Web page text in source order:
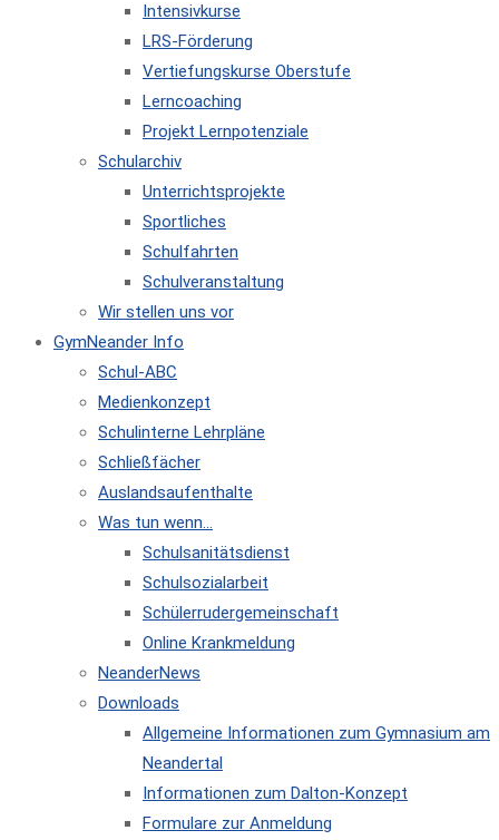
Intensivkurse
LRS-Förderung
Vertiefungskurse Oberstufe
Lerncoaching
Projekt Lernpotenziale
Schularchiv
Unterrichtsprojekte
Sportliches
Schulfahrten
Schulveranstaltung
Wir stellen uns vor
GymNeander Info
Schul-ABC
Medienkonzept
Schulinterne Lehrpläne
Schließfächer
Auslandsaufenthalte
Was tun wenn…
Schulsanitätsdienst
Schulsozialarbeit
Schülerrudergemeinschaft
Online Krankmeldung
NeanderNews
Downloads
Allgemeine Informationen zum Gymnasium am
Neandertal
Informationen zum Dalton-Konzept
Formulare zur Anmeldung